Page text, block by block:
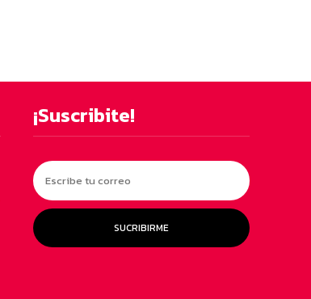
¡Suscribite!
SUCRIBIRME